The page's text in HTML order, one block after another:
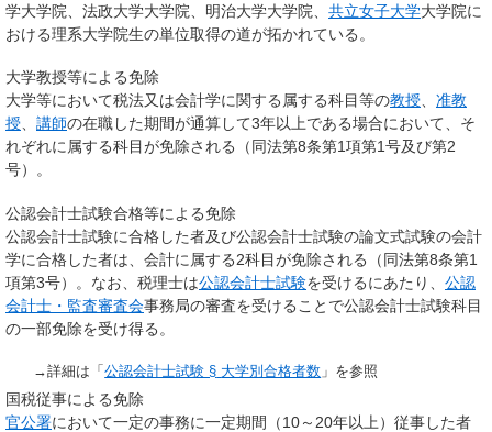
学大学院、法政大学大学院、明治大学大学院、 共立女子大学大学院に
おける理系大学院生の単位取得の道が拓かれている。
大学教授等による免除
大学等において税法又は会計学に関する属する科目等の教授、 准教
授、 講師の在職した期間が通算して3年以上である場合において、そ
れぞれに属する科目が免除される（同法第8条第1項第1号及び第2
号）。
公認会計士試験合格等による免除
公認会計士試験に合格した者及び公認会計士試験の論文式試験の会計
学に合格した者は、会計に属する2科目が免除される（同法第8条第1
項第3号）。なお、税理士は公認会計士試験を受けるにあたり、 公認
会計士・監査審査会事務局の審査を受けることで公認会計士試験科目
の一部免除を受け得る。
→詳細は「公認会計士試験 § 大学別合格者数 」を参照
国税従事による免除
官公署において一定の事務に一定期間（10～20年以上）従事した者